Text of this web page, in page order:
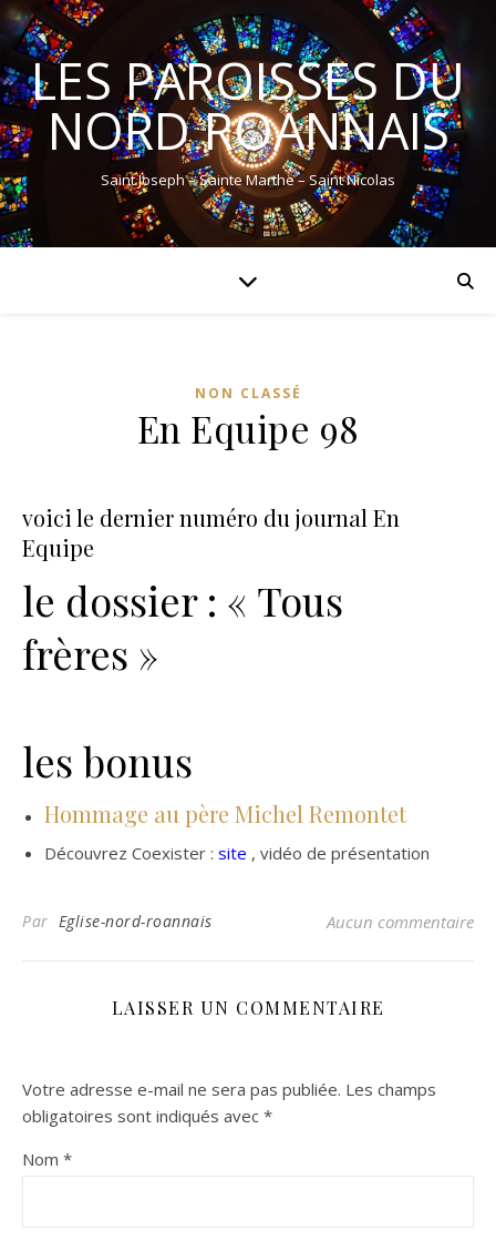
LES PAROISSES DU
NORD ROANNAIS
Saint Joseph – Sainte Marthe – Saint Nicolas
NON CLASSÉ
En Equipe 98
voici le dernier numéro du journal En
Equipe
le dossier : « Tous
frères »
les bonus
Hommage au père Michel Remontet
Découvrez Coexister : site , vidéo de présentation
Par Eglise-nord-roannais Aucun commentaire
LAISSER UN COMMENTAIRE
Votre adresse e-mail ne sera pas publiée. Les champs
obligatoires sont indiqués avec *
Nom *